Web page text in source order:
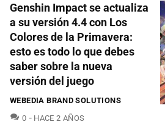
Genshin Impact se actualiza
a su versión 4.4 con Los
Colores de la Primavera:
esto es todo lo que debes
saber sobre la nueva
versión del juego
WEBEDIA BRAND SOLUTIONS
0 COMENTARIOS
HACE 2 AÑOS